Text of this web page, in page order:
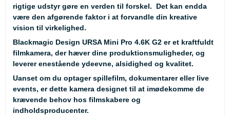
rigtige udstyr gøre en verden til forskel. Det kan endda
være den afgørende faktor i at forvandle din kreative
vision til virkelighed.
Blackmagic Design URSA Mini Pro 4.6K G2 er et kraftfuldt
filmkamera, der hæver dine produktionsmuligheder, og
leverer enestående ydeevne, alsidighed og kvalitet.
Uanset om du optager spillefilm, dokumentarer eller live
events, er dette kamera designet til at imødekomme de
krævende behov hos filmskabere og
indholdsproducenter.